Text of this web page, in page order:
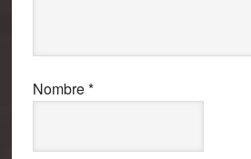
Nombre*